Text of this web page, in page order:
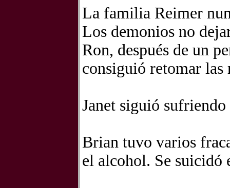
La familia Reimer
Los demonios no
Ron, después de un
consiguió retomar las
Janet siguió
Brian tuvo varios
el alcohol. Se suicidó